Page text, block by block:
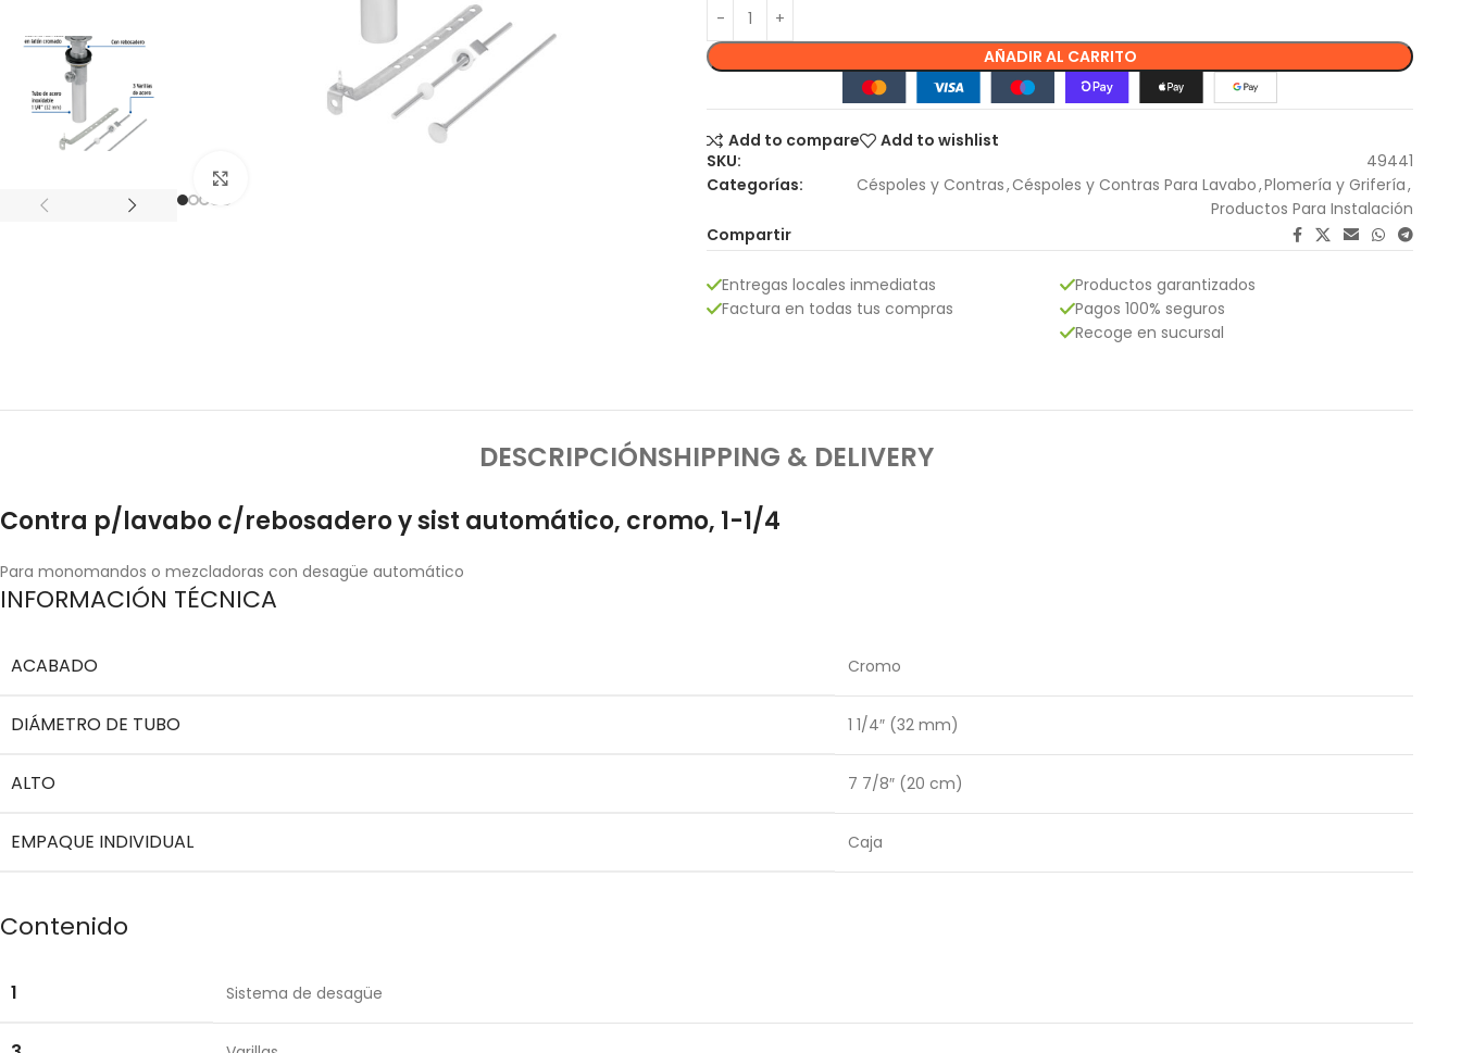
AÑADIR AL CARRITO
Add to compare
Add to wishlist
SKU:
49441
Categorías:
Céspoles y Contras,Céspoles y Contras Para Lavabo,Plomería y Grifería,
Productos Para Instalación
Compartir
Entregas locales inmediatas
Factura en todas tus compras
Productos garantizados
Pagos 100% seguros
Recoge en sucursal
DESCRIPCIÓNSHIPPING & DELIVERY
Contra p/lavabo c/rebosadero y sist automático, cromo, 1-1/4
Para monomandos o mezcladoras con desagüe automático
INFORMACIÓN TÉCNICA
ACABADO Cromo
DIÁMETRO DE TUBO 1 1/4″ (32 mm)
ALTO 7 7/8″ (20 cm)
EMPAQUE INDIVIDUAL Caja
Contenido
1 Sistema de desagüe